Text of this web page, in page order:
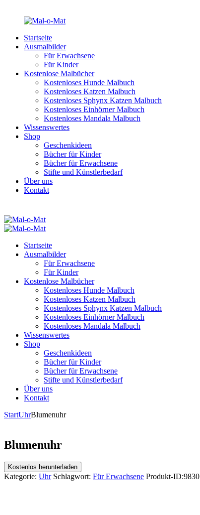
Startseite
Ausmalbilder
Für Erwachsene
Für Kinder
Kostenlose Malbücher
Kostenloses Hunde Malbuch
Kostenloses Katzen Malbuch
Kostenloses Sphynx Katzen Malbuch
Kostenloses Einhörner Malbuch
Kostenloses Mandala Malbuch
Wissenswertes
Shop
Geschenkideen
Bücher für Kinder
Bücher für Erwachsene
Stifte und Künstlerbedarf
Über uns
Kontakt
Startseite
Ausmalbilder
Für Erwachsene
Für Kinder
Kostenlose Malbücher
Kostenloses Hunde Malbuch
Kostenloses Katzen Malbuch
Kostenloses Sphynx Katzen Malbuch
Kostenloses Einhörner Malbuch
Kostenloses Mandala Malbuch
Wissenswertes
Shop
Geschenkideen
Bücher für Kinder
Bücher für Erwachsene
Stifte und Künstlerbedarf
Über uns
Kontakt
StartUhrBlumenuhr
Blumenuhr
Kostenlos herunterladen
Kategorie: Uhr Schlagwort: Für Erwachsene Produkt-ID:9830